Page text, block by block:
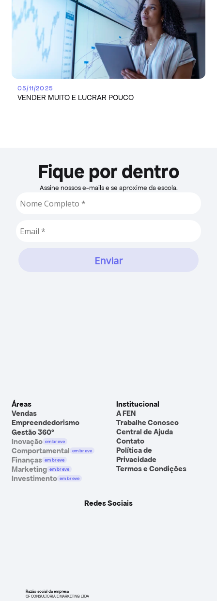
05/11/2025
VENDER MUITO E LUCRAR POUCO
Fique por dentro
Assine nossos e-mails e se aproxime da escola.
Razão social da empresa
CF CONSULTORIA E MARKETING LTDA
Institucional
A FEN
Trabalhe Conosco
Central de Ajuda
Contato
Política de
Privacidade
Termos e Condições
Áreas
Vendas
Empreendedorismo
Gestão 360º
Inovação em breve
Comportamental em breve
Finanças em breve
Marketing em breve
Investimento em breve
Redes Sociais